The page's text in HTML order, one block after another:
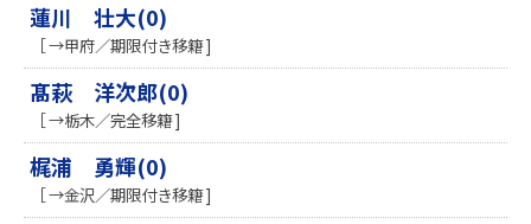
蓮川 壮大(0)
［ →甲府／期限付き移籍 ]
髙萩 洋次郎(0)
［ →栃木／完全移籍 ]
梶浦 勇輝(0)
［ →金沢／期限付き移籍 ]